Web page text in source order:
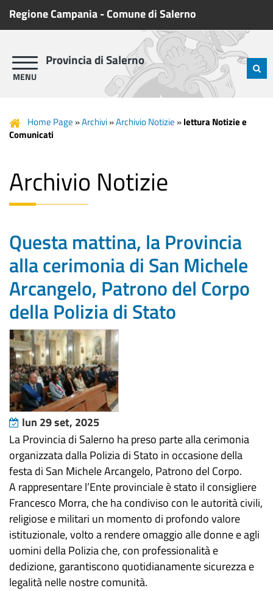
Regione Campania-Comune di Salerno
Provincia di Salerno
Home Page »Archivi»Archivio Notizie »lettura Notizie e
Comunicati
Archivio Notizie
Questa mattina, la Provincia
alla cerimonia di San Michele
Arcangelo, Patrono del Corpo
della Polizia di Stato
lun 29 set, 2025
La Provincia di Salerno ha preso parte alla cerimonia
organizzata dalla Polizia di Stato in occasione della
festa di San Michele Arcangelo, Patrono del Corpo.
A rappresentare l’Ente provinciale è stato il consigliere
Francesco Morra, che ha condiviso con le autorità civili,
religiose e militari un momento di profondo valore
istituzionale, volto a rendere omaggio alle donne e agli
uomini della Polizia che, con professionalità e
dedizione, garantiscono quotidianamente sicurezza e
legalità nelle nostre comunità.